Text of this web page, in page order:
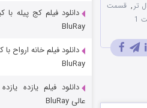
تر , قسمت
1
خاندان اژدها
دانلود فیلم کج‌ پیله با
BluRay
دانلود فیلم خانه ارواح
BluRay
دانلود فیلم یازده
عالی BluRay